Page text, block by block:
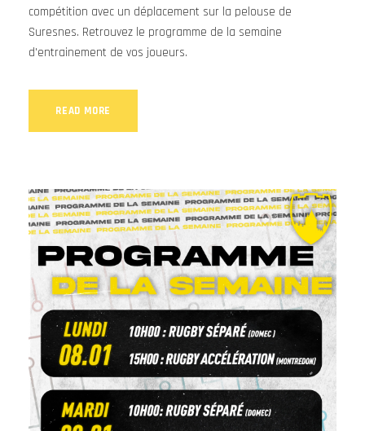
compétition avec un déplacement sur la pelouse de
Suresnes. Retrouvez le programme de la semaine
d'entrainement de vos joueurs.
READ MORE